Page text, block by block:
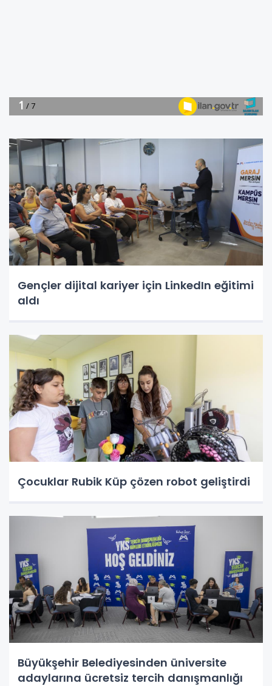
Gençler dijital kariyer için LinkedIn eğitimi
aldı
Çocuklar Rubik Küp çözen robot geliştirdi
Büyükşehir Belediyesinden üniversite
adaylarına ücretsiz tercih danışmanlığı